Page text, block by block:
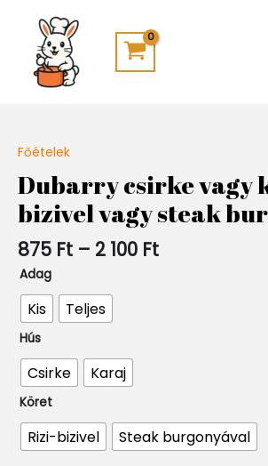
content
Főételek
Dubarry csirke vagy
bizivel vagy steak
875 Ft – 2 100 Ft
875 Ft
-
2
100 Ft
Adag
Kis Teljes
Hús
Csirke Karaj
Köret
Rizi-bizivel Steak burgonyával